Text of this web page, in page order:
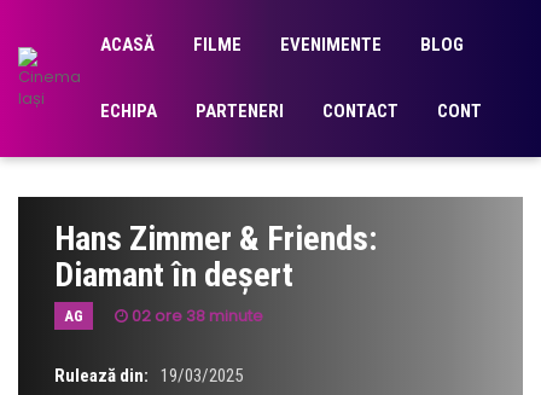
ACASĂ FILME EVENIMENTE BLOG
ECHIPA PARTENERI CONTACT CONT
Hans Zimmer & Friends:
Diamant în deșert
AG 02 ore 38 minute
Rulează din:
19/03/2025